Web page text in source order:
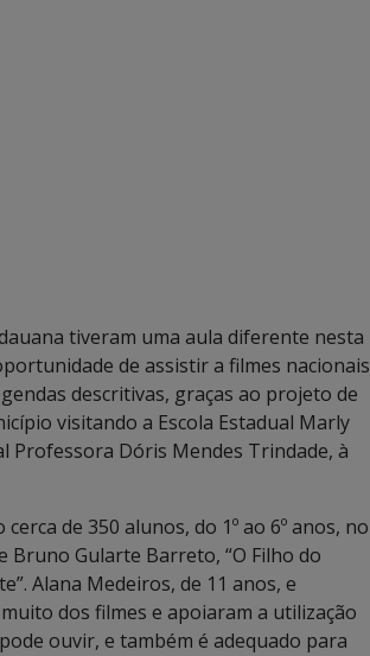
tiveram uma aula diferente nesta
de assistir a filmes nacionais
descritivas, graças ao projeto de
visitando a Escola Estadual Marly
Professora Dóris Mendes Trindade, à
de 350 alunos, do 1º ao 6º anos, no
Bruno Gularte Barreto, “O Filho do
Alana Medeiros, de 11 anos, e
dos filmes e apoiaram a utilização
ouvir, e também é adequado para